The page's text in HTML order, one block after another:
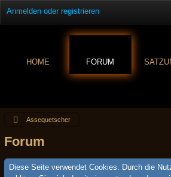
Anmelden oder registrieren
HOME FORUM
Assequetscher
Forum
Diese Seite verwendet Cookies. Durch die